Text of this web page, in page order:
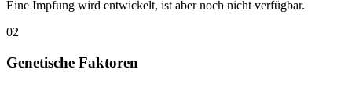
Eine Impfung wird entwickelt, ist aber noch nicht verfügbar.
02
Genetische Faktoren